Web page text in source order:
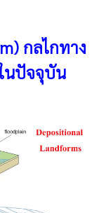
กลไกทาง
นปัจจุบัน